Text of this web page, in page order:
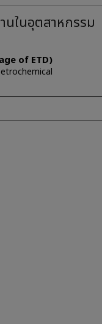
นในอุตสาหกรรม
of ETD)